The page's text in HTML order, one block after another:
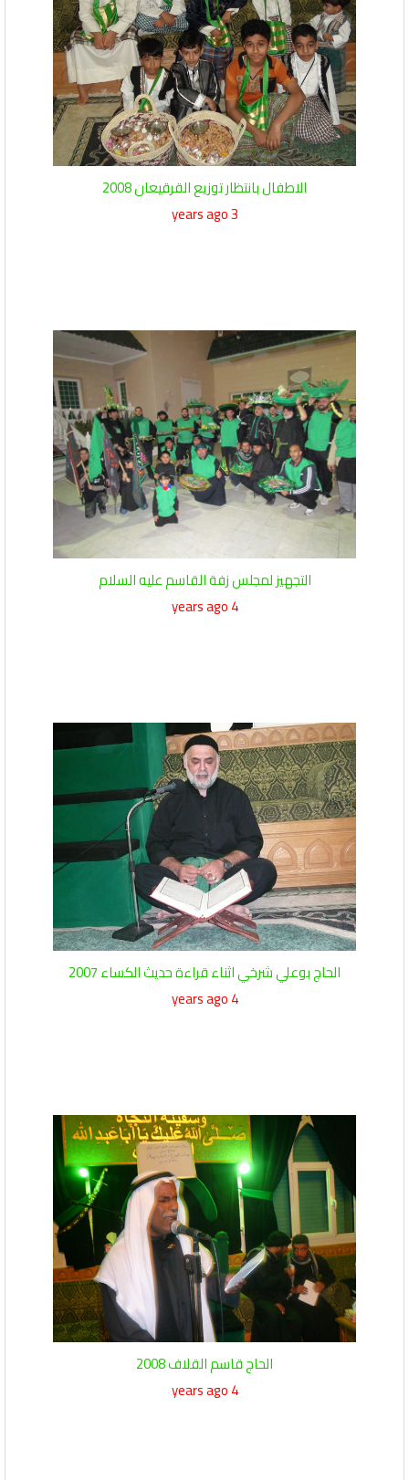
الاطفال بانتظار توزيع القرقيعان 2008
3 years ago
التجهيز لمجلس زفة القاسم عليه السلام
4 years ago
الحاج بوعلي شرخي اثناء قراءة حديث الكساء 2007
4 years ago
الحاج قاسم القلاف 2008
4 years ago